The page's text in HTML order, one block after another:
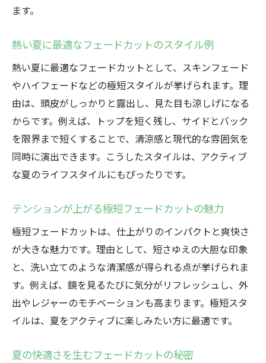
爽快感を追求するならフェードカットが最
適
フェードカットで暑い夏も快適に過ごすコ
ツ
夏を乗り切るための極短フェードカット活
用術
極短スタイルで楽しむ夏の新しい自分
フェードカットで夏らしい自分にイメチェ
極短フェードカットで新しい自分を発見し
よう
夏に挑戦したい極短スタイルの魅力と楽し
み方
フェードカットで自信が持てる夏スタイル
を実現
談
ます。
熱い夏に最適なフェードカットのスタイル例
熱い夏に最適なフェードカットとして、スキンフェード
やハイフェードなどの極短スタイルが挙げられます。理
由は、頭皮がしっかりと露出し、見た目も涼しげになる
からです。例えば、トップを短く残し、サイドとバック
を限界まで短くすることで、清涼感と現代的な雰囲気を
同時に演出できます。こうしたスタイルは、アクティブ
な夏のライフスタイルにもぴったりです。
テンションが上がる極短フェードカットの魅力
極短フェードカットは、仕上がりのインパクトと爽快さ
が大きな魅力です。理由として、短さゆえの大胆な印象
と、洗い立てのような清潔感が得られる点が挙げられま
す。例えば、鏡を見るたびに気分がリフレッシュし、外
出やレジャーのモチベーションも高まります。極短スタ
イルは、夏をアクティブに楽しみたい方に最適です。
夏の快適さを生むフェードカットの秘密